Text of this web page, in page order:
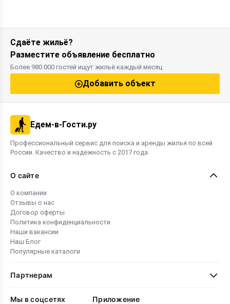
Сдаёте жильё?
Разместите объявление бесплатно
Более 980 000 гостей ищут жильё каждый месяц
Добавить объект
Едем-в-Гости.ру
Профессиональный сервис для поиска и аренды жилья по всей
России. Качество и надежность с 2017 года.
О сайте
О компании
Отзывы о нас
Договор оферты
Политика конфиденциальности
Наши вакансии
Наш Блог
Популярные каталоги
Партнерам
Мы в соцсетях Приложение